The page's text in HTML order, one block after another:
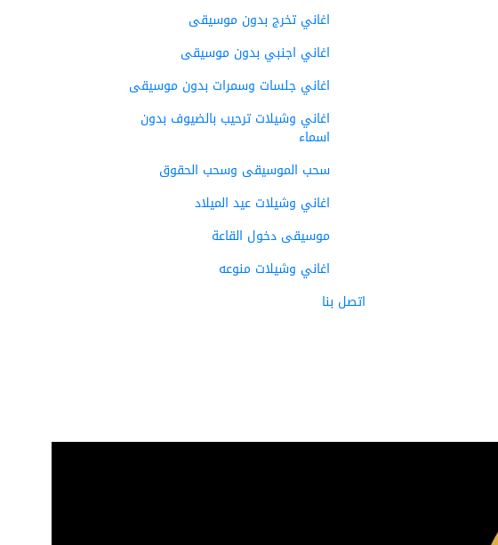
اغاني تخرج بدون موسيقى
اغاني اجنبي بدون موسيقى
اغاني جلسات وسمرات بدون موسيقى
اغاني وشيلات ترحيب بالضيوف بدون
اسماء
سحب الموسيقى وسحب الحقوق
اغاني وشيلات عيد الميلاد
موسيقى دخول القاعة
اغاني وشيلات منوعه
اتصل بنا